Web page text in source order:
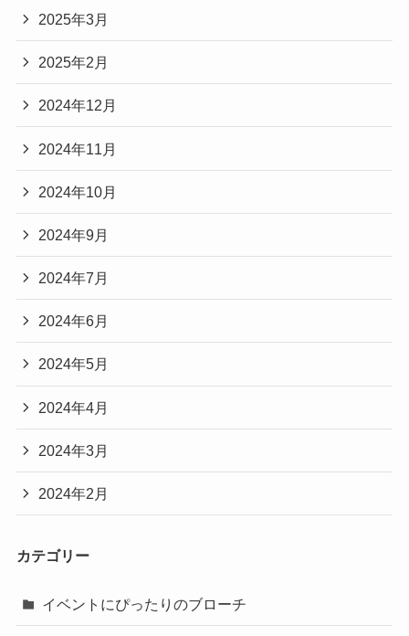
2025年3月
2025年2月
2024年12月
2024年11月
2024年10月
2024年9月
2024年7月
2024年6月
2024年5月
2024年4月
2024年3月
2024年2月
カテゴリー
イベントにぴったりのブローチ